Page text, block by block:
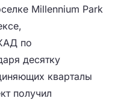
Millennium Park
по
десятку
кварталы
получил